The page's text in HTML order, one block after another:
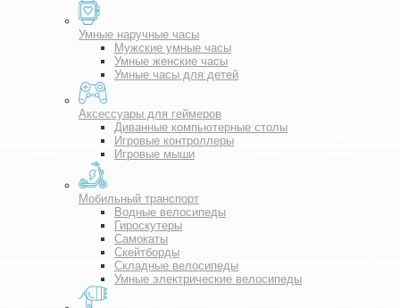
Умные наручные часы
Мужские умные часы
Умные женские часы
Умные часы для детей
Аксессуары для геймеров
Диванные компьютерные столы
Игровые контроллеры
Игровые мыши
Мобильный транспорт
Водные велосипеды
Гироскутеры
Самокаты
Скейтборды
Складные велосипеды
Умные электрические велосипеды